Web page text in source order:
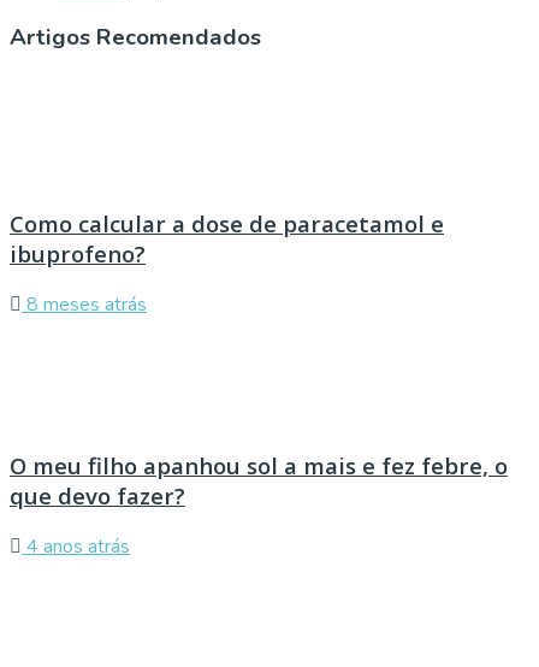
Artigos Recomendados
Como calcular a dose de paracetamol e
ibuprofeno?
8 meses atrás
O meu filho apanhou sol a mais e fez febre, o
que devo fazer?
4 anos atrás